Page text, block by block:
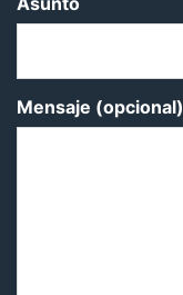
Mensaje (opcional)